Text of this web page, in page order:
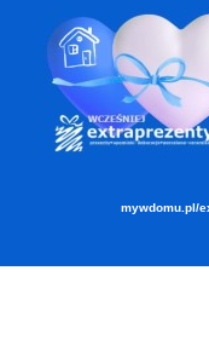
mywdomu.pl/